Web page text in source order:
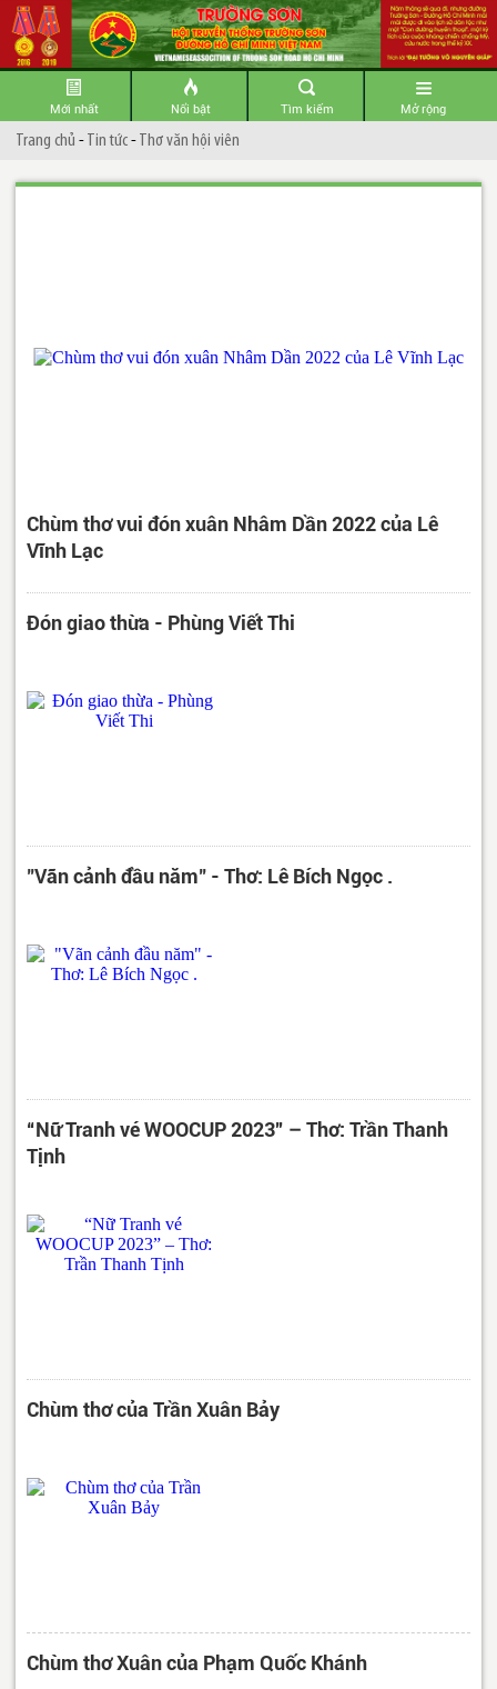
Mới nhất Nổi bật Tìm kiếm Mở rộng
Trang chủ -Tin tức-Thơ văn hội viên
Chùm thơ vui đón xuân Nhâm Dần 2022 của Lê
Vĩnh Lạc
Đón giao thừa - Phùng Viết Thi
"Vãn cảnh đầu năm" - Thơ: Lê Bích Ngọc .
“Nữ Tranh vé WOOCUP 2023” – Thơ: Trần Thanh
Tịnh
Chùm thơ của Trần Xuân Bảy
Chùm thơ Xuân của Phạm Quốc Khánh